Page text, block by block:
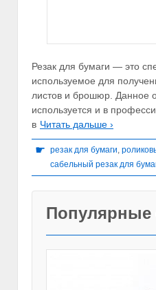
Резак для бумаги — это
используемое для
листов и брошюр. Данное
используется и в
в Читать дальше ›
☛ резак для бумаги,
сабельный резак для
Популярные